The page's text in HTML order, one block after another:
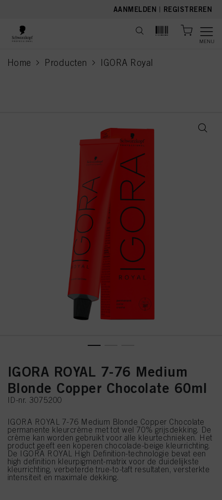
AANMELDEN | REGISTREREN
MENU
Home Producten IGORA Royal
current page
IGORA ROYAL 7-76 Medium
Blonde Copper Chocolate 60ml
ID-nr. 3075200
IGORA ROYAL 7-76 Medium Blonde Copper Chocolate
permanente kleurcrème met tot wel 70% grijsdekking. De
crème kan worden gebruikt voor alle kleurtechnieken. Het
product geeft een koperen chocolade-beige kleurrichting.
De IGORA ROYAL High Definition-technologie bevat een
high definition kleurpigment-matrix voor de duidelijkste
kleurrichting, verbeterde true-to-taft resultaten, versterkte
intensiteit en maximale dekking.